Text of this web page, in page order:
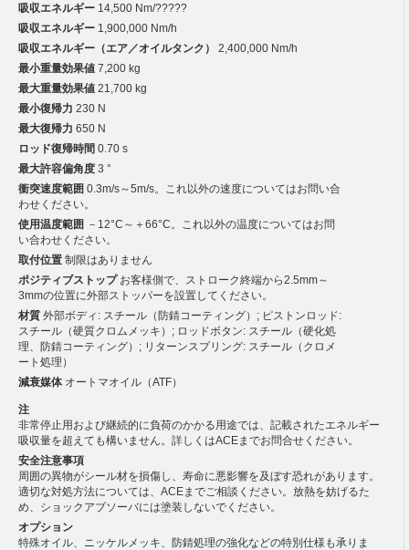
吸収エネルギー 14,500 Nm/?????
吸収エネルギー 1,900,000 Nm/h
吸収エネルギー（エア／オイルタンク）
2,400,000 Nm/h
最小重量効果値 7,200 kg
最大重量効果値 21,700 kg
最小復帰力 230 N
最大復帰力 650 N
ロッド復帰時間 0.70 s
最大許容偏角度 3 °
衝突速度範囲 0.3m/s～5m/s。これ以外の速度についてはお問い合
わせください。
使用温度範囲 －12°C～＋66°C。これ以外の温度についてはお問
い合わせください。
取付位置 制限はありません
ポジティブストップお客様側で、ストローク終端から2.5mm～
3mmの位置に外部ストッパーを設置してください。
材質 外部ボディ: スチール（防錆コーティング）; ピストンロッド:
スチール（硬質クロムメッキ）; ロッドボタン: スチール（硬化処
理、防錆コーティング）; リターンスプリング: スチール（クロメ
ート処理）
減衰媒体オートマオイル（ATF）
注
非常停止用および継続的に負荷のかかる用途では、記載されたエネルギー
吸収量を超えても構いません。詳しくはACEまでお問合せください。
安全注意事項
周囲の異物がシール材を損傷し、寿命に悪影響を及ぼす恐れがあります。
適切な対処方法については、ACEまでご相談ください。放熱を妨げるた
め、ショックアブソーバには塗装しないでください。
オプション
特殊オイル、ニッケルメッキ、防錆処理の強化などの特別仕様も承りま